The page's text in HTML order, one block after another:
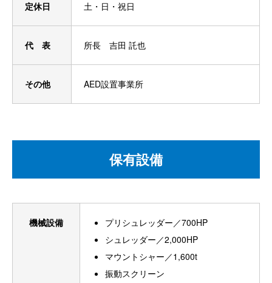
定休日 土・日・祝日
代 表 所長 吉田 託也
その他 AED設置事業所
保有設備
機械設備
プリシュレッダー／700HP
シュレッダー／2,000HP
マウントシャー／1,600t
振動スクリーン